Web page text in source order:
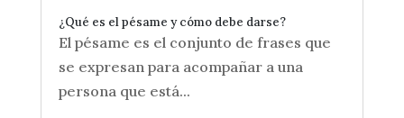
¿Qué es el pésame y cómo debe darse?
El pésame es el conjunto de frases que
se expresan para acompañar a una
persona que está...